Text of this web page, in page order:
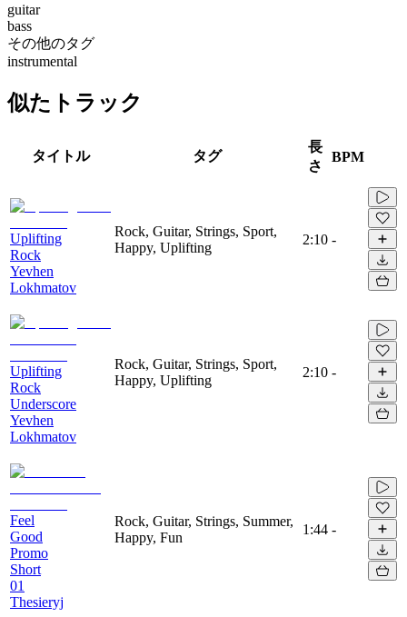
guitar
bass
その他のタグ
instrumental
似たトラック
タイトル タグ
長
さ
BPM
Uplifting
Rock
Yevhen
Lokhmatov
Rock, Guitar, Strings, Sport,
Happy, Uplifting
2:10 -
Uplifting
Rock
Underscore
Yevhen
Lokhmatov
Rock, Guitar, Strings, Sport,
Happy, Uplifting
2:10 -
Feel
Good
Promo
Short
01
Thesieryj
Rock, Guitar, Strings, Summer,
Happy, Fun
1:44 -